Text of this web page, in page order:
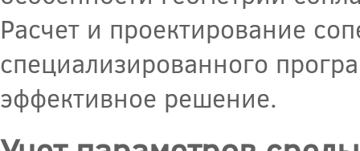
Расчет и проектирование
специализированного
эффективное решение.